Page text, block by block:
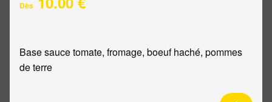
Dès
Base sauce tomate, fromage, boeuf haché, pommes
de terre